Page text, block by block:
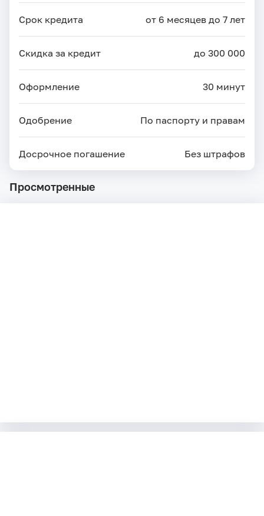
Срок кредита от 6 месяцев до 7 лет
Скидка за кредит до 300 000
Оформление 30 минут
Одобрение По паспорту и правам
Досрочное погашение Без штрафов
Просмотренные